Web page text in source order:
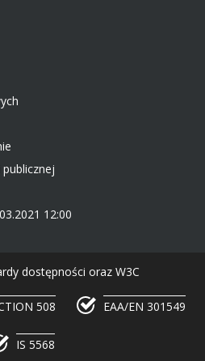
12:00
dostępności oraz W3C
508 EAA/EN 301549
IS 5568